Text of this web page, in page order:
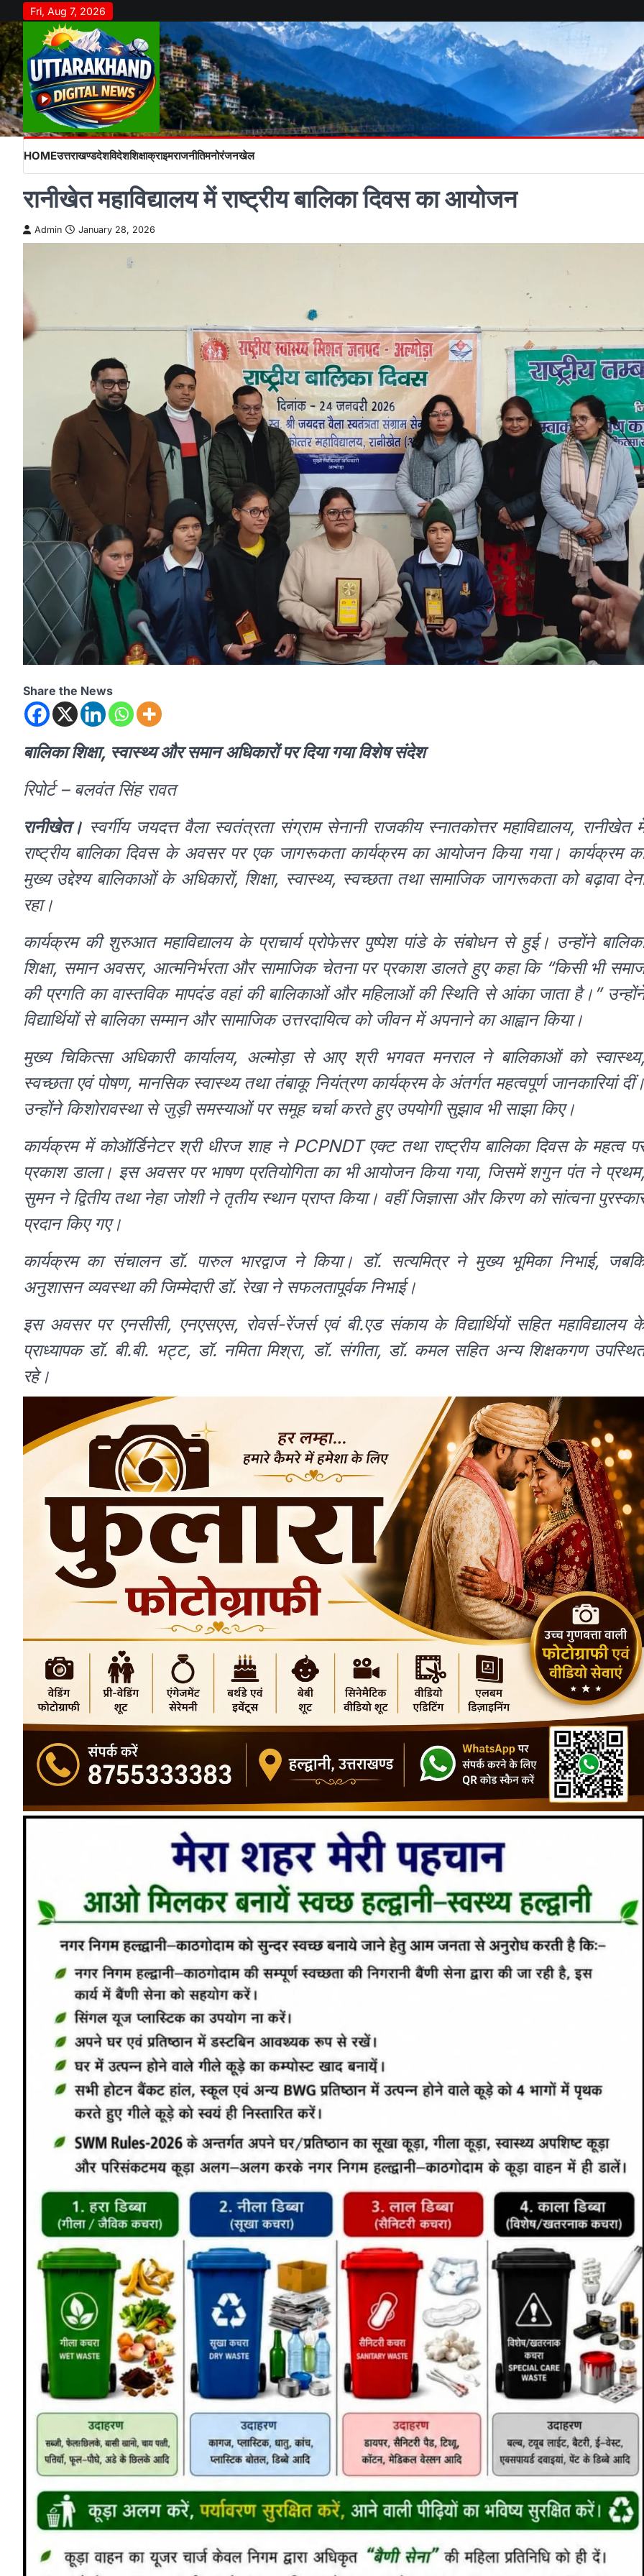
to
content
Fri, Aug 7, 2026
HOMEउत्तराखण्डदेशविदेशशिक्षाक्राइमराजनीतिमनोरंजनखेल
रानीखेत महाविद्यालय में राष्ट्रीय बालिका दिवस का आयोजन
Admin January 28, 2026
Share the News
बालिका शिक्षा, स्वास्थ्य और समान अधिकारों पर दिया गया विशेष संदेश
रिपोर्ट – बलवंत सिंह रावत
रानीखेत। स्वर्गीय जयदत्त वैला स्वतंत्रता संग्राम सेनानी राजकीय स्नातकोत्तर महाविद्यालय, रानीखेत
राष्ट्रीय बालिका दिवस के अवसर पर एक जागरूकता कार्यक्रम का आयोजन किया गया। कार्यक्रम
मुख्य उद्देश्य बालिकाओं के अधिकारों, शिक्षा, स्वास्थ्य, स्वच्छता तथा सामाजिक जागरूकता को बढ़ावा
रहा।
कार्यक्रम की शुरुआत महाविद्यालय के प्राचार्य प्रोफेसर पुष्पेश पांडे के संबोधन से हुई। उन्होंने
शिक्षा, समान अवसर, आत्मनिर्भरता और सामाजिक चेतना पर प्रकाश डालते हुए कहा कि “किसी भी
की प्रगति का वास्तविक मापदंड वहां की बालिकाओं और महिलाओं की स्थिति से आंका जाता है।”
विद्यार्थियों से बालिका सम्मान और सामाजिक उत्तरदायित्व को जीवन में अपनाने का आह्वान किया।
मुख्य चिकित्सा अधिकारी कार्यालय, अल्मोड़ा से आए श्री भगवत मनराल ने बालिकाओं को
स्वच्छता एवं पोषण, मानसिक स्वास्थ्य तथा तंबाकू नियंत्रण कार्यक्रम के अंतर्गत महत्वपूर्ण जानकारियां
उन्होंने किशोरावस्था से जुड़ी समस्याओं पर समूह चर्चा करते हुए उपयोगी सुझाव भी साझा किए।
कार्यक्रम में कोऑर्डिनेटर श्री धीरज शाह ने PCPNDT एक्ट तथा राष्ट्रीय बालिका दिवस के महत्व
प्रकाश डाला। इस अवसर पर भाषण प्रतियोगिता का भी आयोजन किया गया, जिसमें शगुन पंत ने
सुमन ने द्वितीय तथा नेहा जोशी ने तृतीय स्थान प्राप्त किया। वहीं जिज्ञासा और किरण को सांत्वना
प्रदान किए गए।
कार्यक्रम का संचालन डॉ. पारुल भारद्वाज ने किया। डॉ. सत्यमित्र ने मुख्य भूमिका निभाई,
अनुशासन व्यवस्था की जिम्मेदारी डॉ. रेखा ने सफलतापूर्वक निभाई।
इस अवसर पर एनसीसी, एनएसएस, रोवर्स-रेंजर्स एवं बी.एड संकाय के विद्यार्थियों सहित महाविद्यालय
प्राध्यापक डॉ. बी.बी. भट्ट, डॉ. नमिता मिश्रा, डॉ. संगीता, डॉ. कमल सहित अन्य शिक्षकगण
रहे।